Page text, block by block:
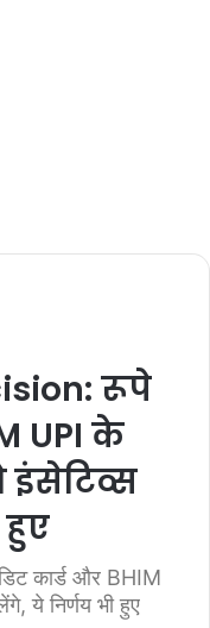
रूपे
UPI के
इंसेटिव्स
कार्ड और BHIM
ये निर्णय भी हुए